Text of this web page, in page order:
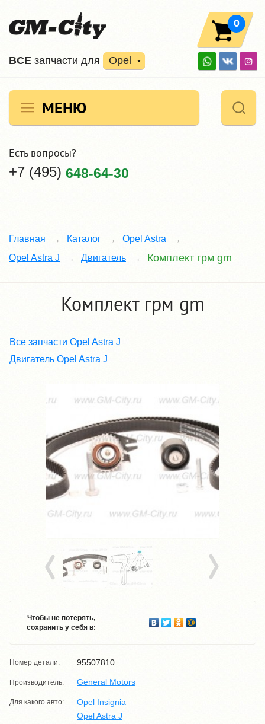
ВCE запчасти для Opel
0
МЕНЮ
Есть вопросы?
+7 (495) 648-64-30
Главная Каталог
Opel Astra
Opel Astra J
Двигатель Комплект грм gm
Комплект грм gm
Все запчасти Opel Astra J
Двигатель Opel Astra J
Чтобы не потерять,
сохранить у себя в:
Номер детали: 95507810
Производитель: General Motors
Для какого авто:
Opel Insignia
Opel Astra J